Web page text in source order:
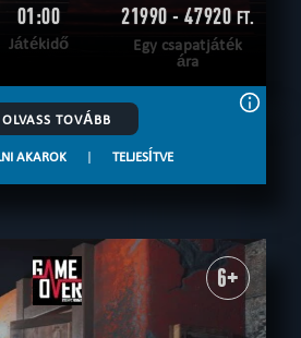
01:00
Játékidő
21990 - 47920 FT.
Egy csapatjáték
ára
OLVASS TOVÁBB
AKAROK | TELJESÍTVE
6+